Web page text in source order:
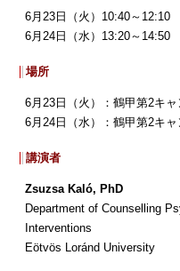
6月23日（火）10:40～12:10
6月24日（水）13:20～14:50
場所
6月23日（火）：鶴甲第2キ
6月24日（水）：鶴甲第2キ
講演者
Zsuzsa Kaló, PhD
Department of Counselling
Interventions
Eötvös Loránd University